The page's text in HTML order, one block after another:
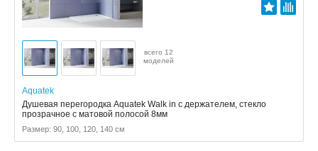
всего 12
моделей
Aquatek
Душевая перегородка Aquatek Walk in с держателем, стекло
прозрачное с матовой полосой 8мм
Размер: 90, 100, 120, 140 см